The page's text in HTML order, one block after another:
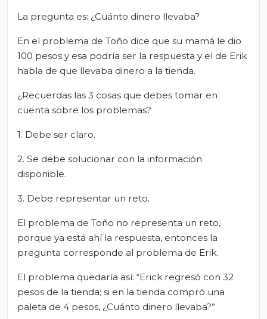
La pregunta es: ¿Cuánto dinero llevaba?
En el problema de Toño dice que su mamá le dio
100 pesos y esa podría ser la respuesta y el de Erik
habla de que llevaba dinero a la tienda.
¿Recuerdas las 3 cosas que debes tomar en
cuenta sobre los problemas?
1. Debe ser claro.
2. Se debe solucionar con la información
disponible.
3. Debe representar un reto.
El problema de Toño no representa un reto,
porque ya está ahí la respuesta, entonces la
pregunta corresponde al problema de Erik.
El problema quedaría así: “Erick regresó con 32
pesos de la tienda; si en la tienda compró una
paleta de 4 pesos, ¿Cuánto dinero llevaba?”